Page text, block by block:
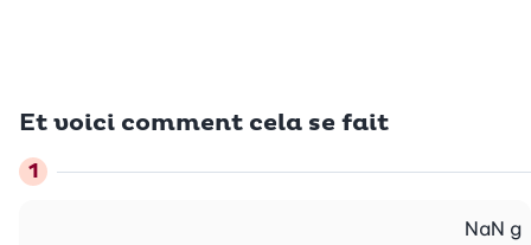
Et voici comment cela se fait
NaN g